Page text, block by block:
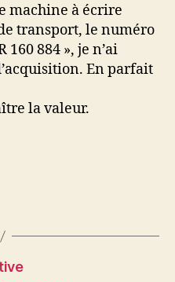
machine à écrire
transport, le numéro
160 884 », je n’ai
En parfait
la valeur.